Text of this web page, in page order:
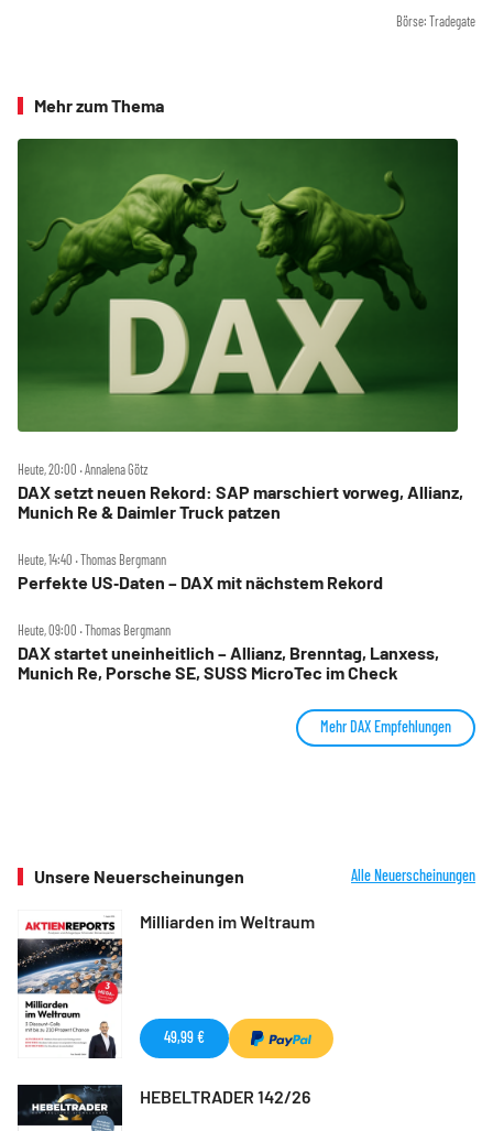
Börse: Tradegate
Mehr zum Thema
Heute, 20:00 ‧ Annalena Götz
DAX setzt neuen Rekord: SAP marschiert vorweg, Allianz,
Munich Re & Daimler Truck patzen
Heute, 14:40 ‧ Thomas Bergmann
Perfekte US‑Daten – DAX mit nächstem Rekord
Heute, 09:00 ‧ Thomas Bergmann
DAX startet uneinheitlich – Allianz, Brenntag, Lanxess,
Munich Re, Porsche SE, SUSS MicroTec im Check
Mehr DAX Empfehlungen
Unsere Neuerscheinungen Alle Neuerscheinungen
Milliarden im Weltraum
49,99 €
HEBELTRADER 142/26